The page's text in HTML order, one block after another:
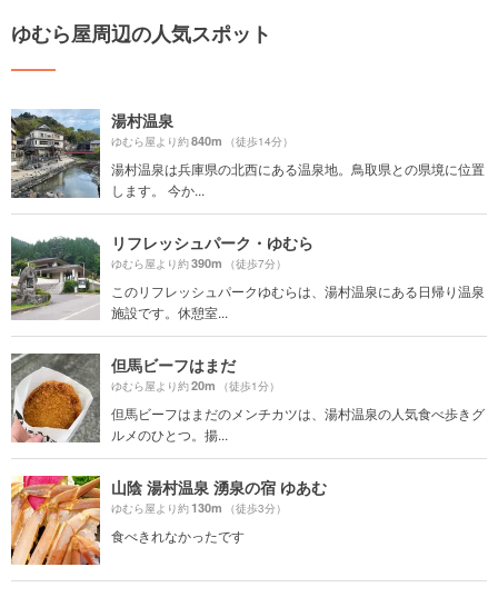
ゆむら屋周辺の人気スポット
湯村温泉
ゆむら屋より約840m （徒歩14分）
湯村温泉は兵庫県の北西にある温泉地。鳥取県との県境に位置
します。 今か...
リフレッシュパーク・ゆむら
ゆむら屋より約390m （徒歩7分）
このリフレッシュパークゆむらは、湯村温泉にある日帰り温泉
施設です。休憩室...
但馬ビーフはまだ
ゆむら屋より約20m （徒歩1分）
但馬ビーフはまだのメンチカツは、湯村温泉の人気食べ歩きグ
ルメのひとつ。揚...
山陰 湯村温泉 湧泉の宿 ゆあむ
ゆむら屋より約130m （徒歩3分）
食べきれなかったです